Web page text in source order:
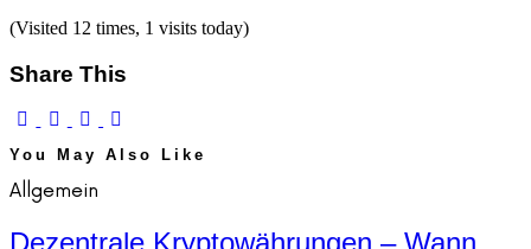
(Visited 12 times, 1 visits today)
Share This
You May Also Like
Allgemein